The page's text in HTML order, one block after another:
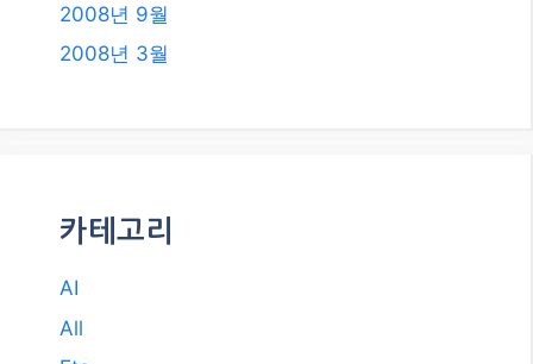
2008년 9월
2008년 3월
카테고리
AI
All